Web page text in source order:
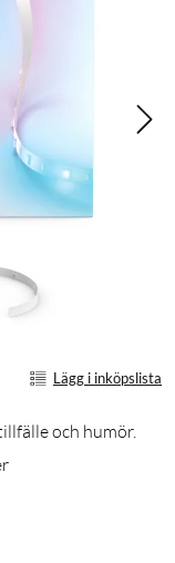
Lägg i inköpslista
och humör.